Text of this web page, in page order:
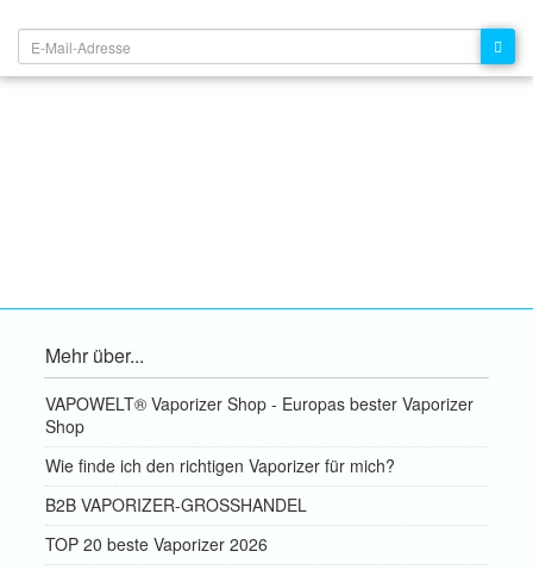
Mehr über...
VAPOWELT® Vaporizer Shop - Europas bester Vaporizer
Shop
Wie finde ich den richtigen Vaporizer für mich?
B2B VAPORIZER-GROSSHANDEL
TOP 20 beste Vaporizer 2026